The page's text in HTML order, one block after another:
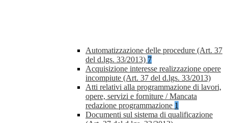
Automatizzazione delle procedure (Art. 37
del d.lgs. 33/2013) 7
Acquisizione interesse realizzazione opere
incompiute (Art. 37 del d.lgs. 33/2013)
Atti relativi alla programmazione di lavori,
opere, servizi e forniture / Mancata
redazione programmazione 1
Documenti sul sistema di qualificazione